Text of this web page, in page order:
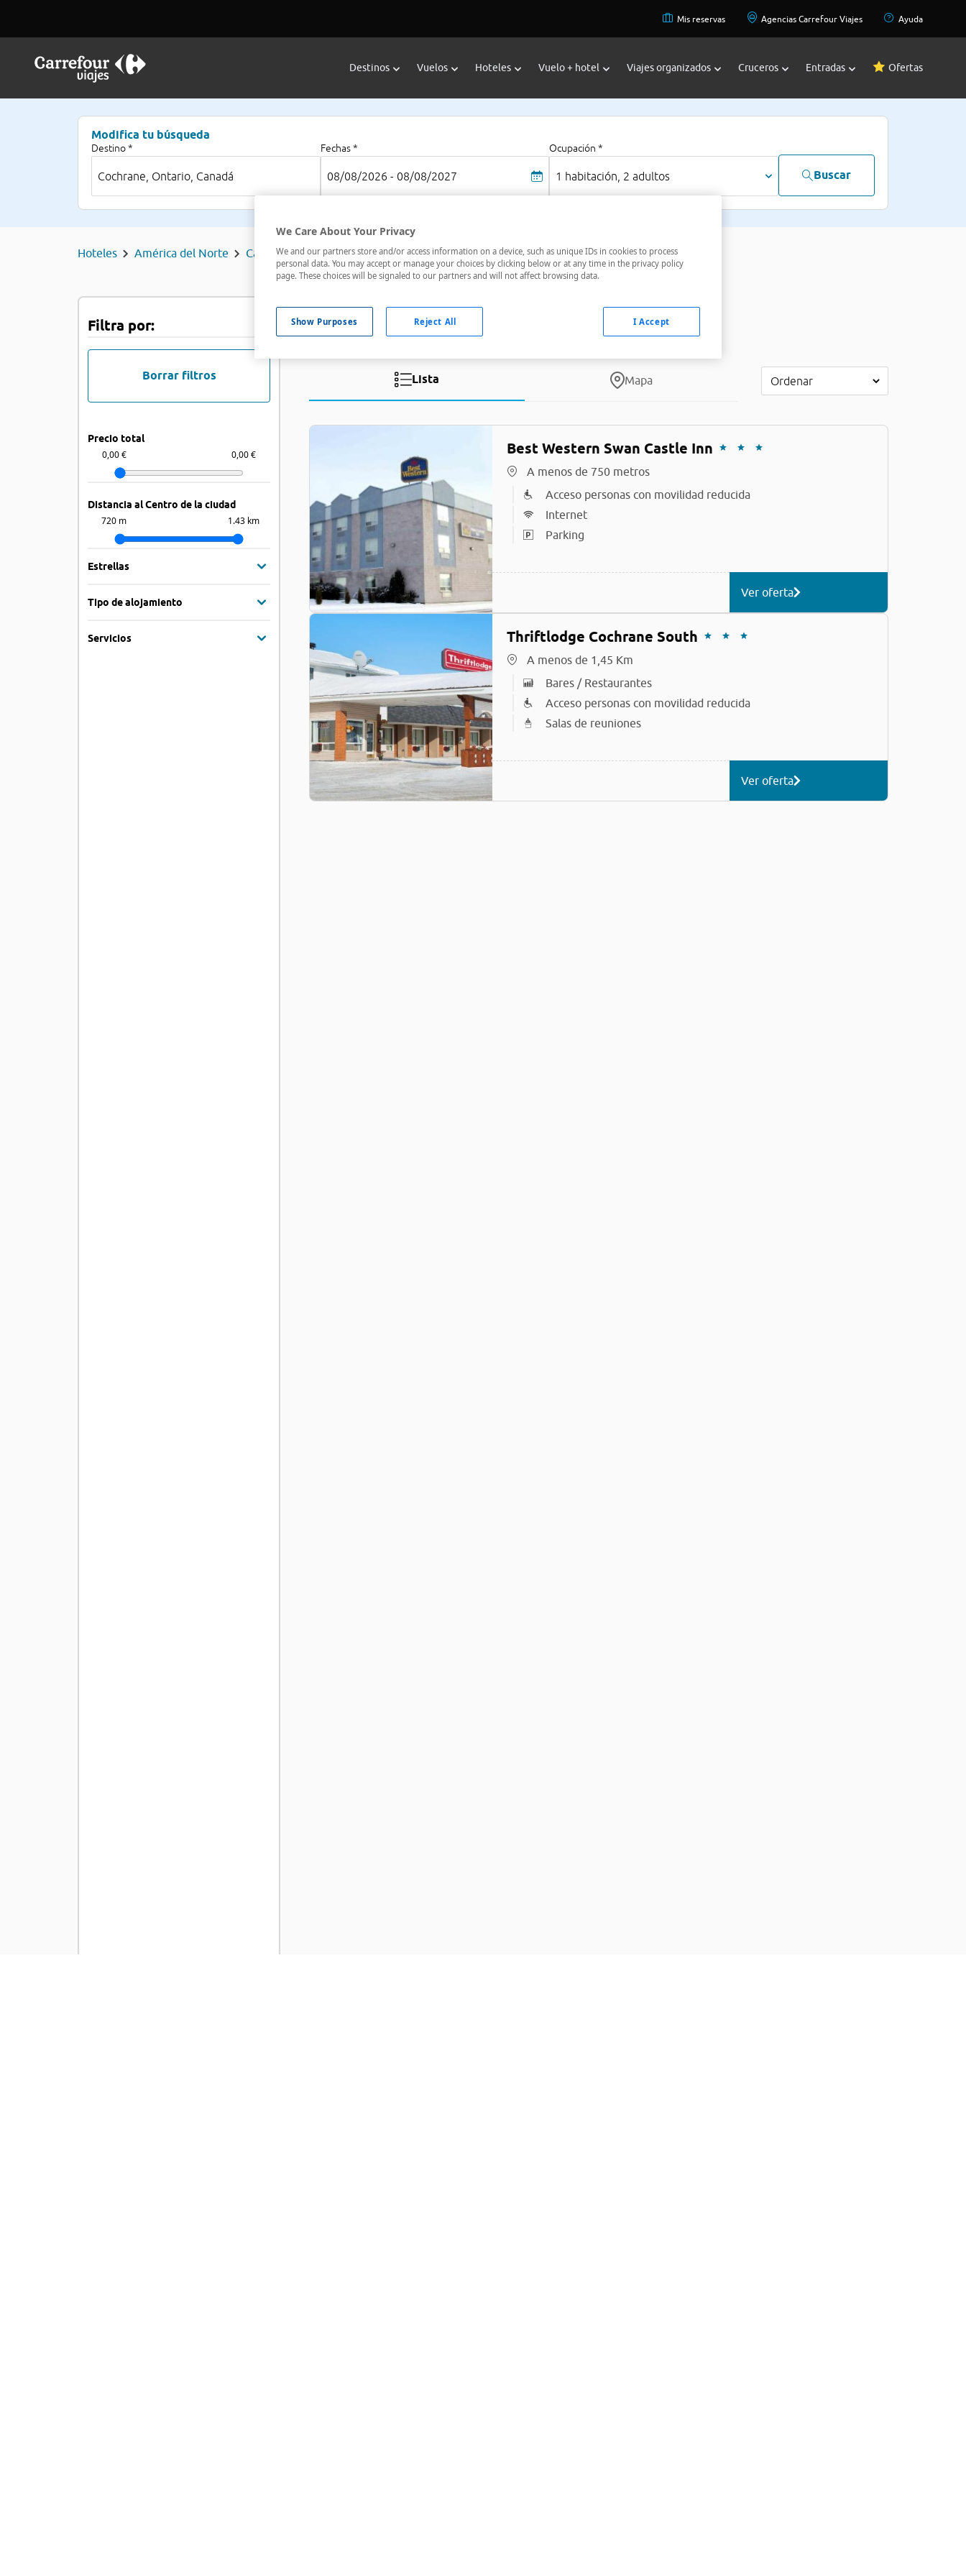
Mis reservas Agencias Carrefour Viajes Ayuda
Destinos Vuelos Hoteles Vuelo + hotel Viajes organizados Cruceros Entradas Ofertas
Modifica tu búsqueda
Destino * Fechas *
08/08/2026 - 08/08/2027
Ocupación *
1 habitación, 2 adultos Buscar
Hoteles América del Norte Canadá Ontario Cochrane
Filtra por:
Borrar filtros
Precio total
0,00 € 0,00 €
Distancia al Centro de la ciudad
720 m 1.43 km
Estrellas
Tipo de alojamiento
Servicios
Hoteles en: 2 hoteles encontrados
Lista Mapa
Best Western Swan Castle Inn
A menos de 750 metros
Acceso personas con movilidad reducida
Internet
Parking
Ver oferta
Thriftlodge Cochrane South
A menos de 1,45 Km
Bares / Restaurantes
Acceso personas con movilidad reducida
Salas de reuniones
Ver oferta
We Care About Your Privacy
We and our partners store and/or access information on a device, such as unique IDs in cookies to process
personal data. You may accept or manage your choices by clicking below or at any time in the privacy policy
page. These choices will be signaled to our partners and will not affect browsing data.
Show Purposes Reject All I Accept